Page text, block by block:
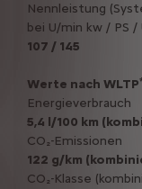
Nennleistung
bei U/min kw / PS /
107 / 145
Werte nach WLTP
Energieverbrauch
5,4 l/100 km
CO₂-Emissionen
122 g/km
CO₂-Klasse